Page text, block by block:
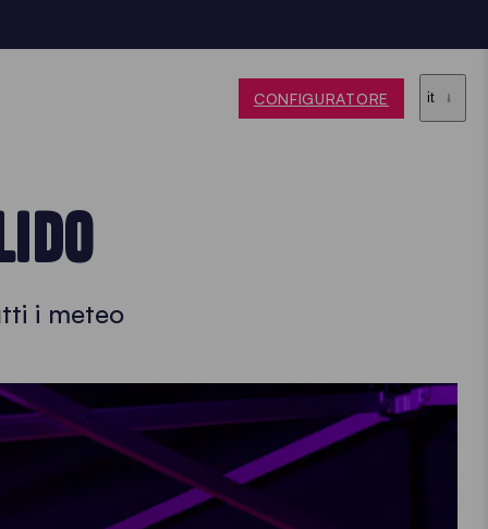
CONFIGURATORE it
i meteo